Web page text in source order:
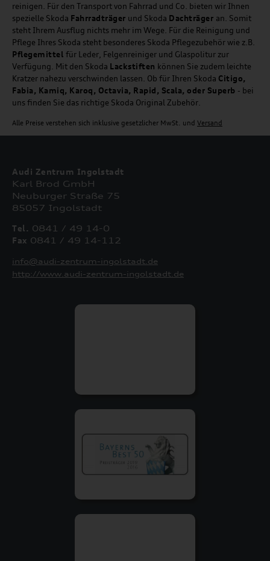
reinigen. Für den Transport von Fahrrad und Co. bieten wir Ihnen
spezielle Skoda Fahrradträger und Skoda Dachträger an. Somit
steht Ihrem Ausflug nichts mehr im Wege. Für die Reinigung und
Pflege Ihres Skoda steht besonderes Skoda Pflegezubehör wie z.B.
Pflegemittel für Leder, Felgenreiniger und Glaspolitur zur
Verfügung. Mit den Skoda Lackstiften können Sie zudem leichte
Kratzer nahezu verschwinden lassen. Ob für Ihren Skoda Citigo,
Fabia, Kamiq, Karoq, Octavia, Rapid, Scala, oder Superb - bei
uns finden Sie das richtige Skoda Original Zubehör.
Alle Preise verstehen sich inklusive gesetzlicher MwSt. und Versand
Audi Zentrum Ingolstadt
Karl Brod GmbH
Neuburger Straße 75
85057 Ingolstadt
Tel. 0841 / 49 14-0
Fax 0841 / 49 14-112
info@audi-zentrum-ingolstadt.de
http://www.audi-zentrum-ingolstadt.de